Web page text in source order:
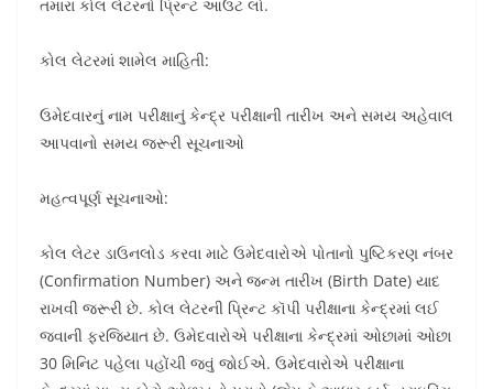
તમારા કોલ લેટરનો પ્રિન્ટ આઉટ લો.
કોલ લેટરમાં શામેલ માહિતી:
ઉમેદવારનું નામ પરીક્ષાનું કેન્દ્ર પરીક્ષાની તારીખ અને સમય અહેવાલ
આપવાનો સમય જરૂરી સૂચનાઓ
મહત્વપૂર્ણ સૂચનાઓ:
કોલ લેટર ડાઉનલોડ કરવા માટે ઉમેદવારોએ પોતાનો પુષ્ટિકરણ નંબર
(Confirmation Number) અને જન્મ તારીખ (Birth Date) યાદ
રાખવી જરૂરી છે. કોલ લેટરની પ્રિન્ટ કૉપી પરીક્ષાના કેન્દ્રમાં લઈ
જવાની ફરજિયાત છે. ઉમેદવારોએ પરીક્ષાના કેન્દ્રમાં ઓછામાં ઓછા
30 મિનિટ પહેલા પહોંચી જવું જોઈએ. ઉમેદવારોએ પરીક્ષાના